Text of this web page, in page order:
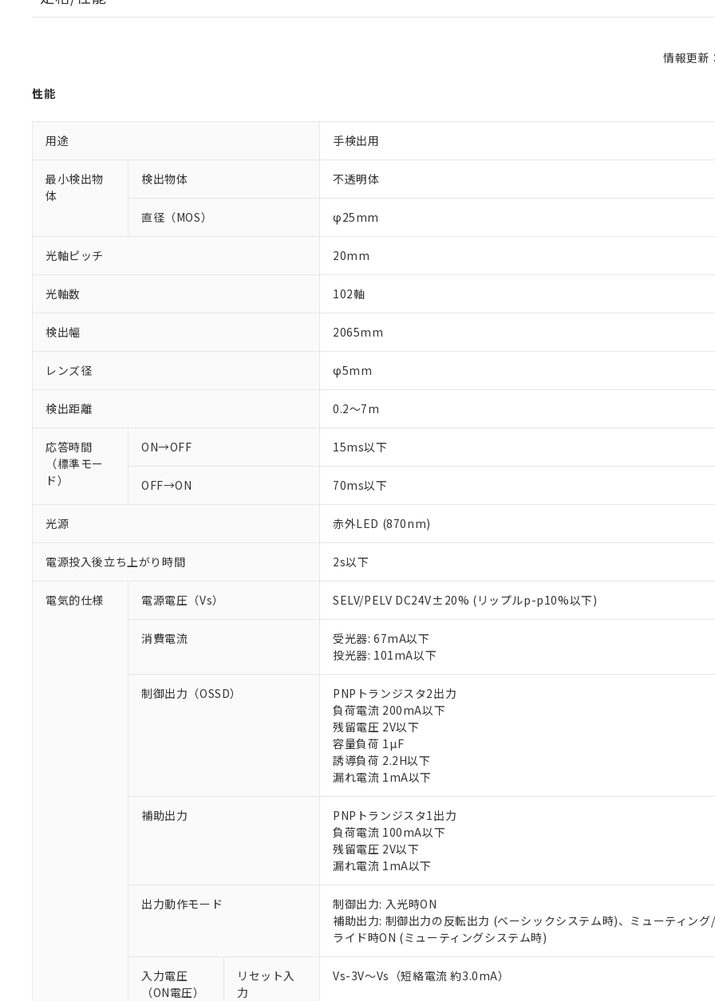
情報更新
性能
用途 手検出用
最小検出物
体
検出物体 不透明体
直径（MOS） φ25mm
光軸ピッチ 20mm
光軸数 102軸
検出幅 2065mm
レンズ径 φ5mm
検出距離 0.2～7m
応答時間
（標準モー
ド）
ON→OFF 15ms以下
OFF→ON 70ms以下
光源 赤外LED (870nm)
電源投入後立ち上がり時間 2s以下
電気的仕様 電源電圧（Vs） SELV/PELV DC24V±20% (リップルp-p10%以下)
消費電流
受光器: 67mA以下
投光器: 101mA以下
制御出力（OSSD）
PNPトランジスタ2出力
負荷電流 200mA以下
残留電圧 2V以下
容量負荷 1µF
誘導負荷 2.2H以下
漏れ電流 1mA以下
補助出力
PNPトランジスタ1出力
負荷電流 100mA以下
残留電圧 2V以下
漏れ電流 1mA以下
出力動作モード
制御出力: 入光時ON
補助出力: 制御出力の反転出力 (ベーシックシステム時)、ミューティング
ライド時ON (ミューティングシステム時)
入力電圧
（ON電圧）
リセット入
力
Vs-3V～Vs（短絡電流 約3.0mA）
ご利用条件
以下の条件をお読みいただき、同意のうえご利用ください。
※1 対応状況
対応済み：EU RoHS指令（10物質）の非含有に対応した製品が提供可能な商品です。
対応予定：EU RoHS指令（10物質）の非含有に対応した製品に切り替える予定のある
対応予定なし：EU RoHS指令（10物質）の非含有に非対応の商品で、対応品を出す予
調査・確認中：EU RoHS指令（10物質）の非含有の対応状況を調査中または確認中の商
非該当品：ライセンス料など無形物で、有害物質有無と関係のない商品です。
仕入先様の事情により、非含有部品としていたものが、含有品と判明した場合などやむ
※1 中国RoHS○×表
「○」：最大均質材料含有率が中国RoHSの基準値以下であることを示します。